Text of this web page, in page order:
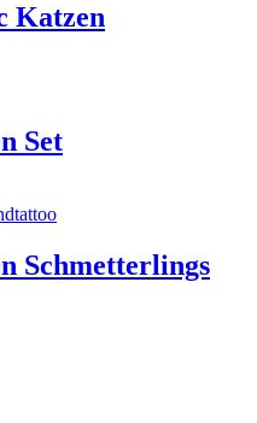
Katzen
Set
Schmetterlings